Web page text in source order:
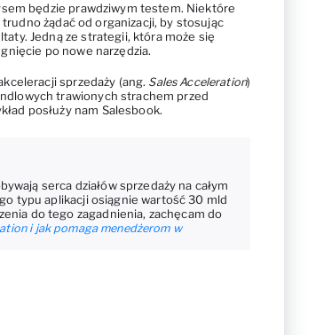
będzie prawdziwym testem. Niektóre
żądać od organizacji, by stosując
Jedną ze strategii, która może się
po nowe narzędzia.
sprzedaży (ang. Sales Acceleration)
trawionych strachem przed
posłuży nam Salesbook.
serca działów sprzedaży na całym
typu aplikacji osiągnie wartość 30 mld
do tego zagadnienia, zachęcam do
i jak pomaga menedżerom w